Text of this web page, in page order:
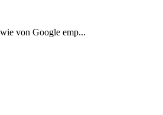
von Google emp...